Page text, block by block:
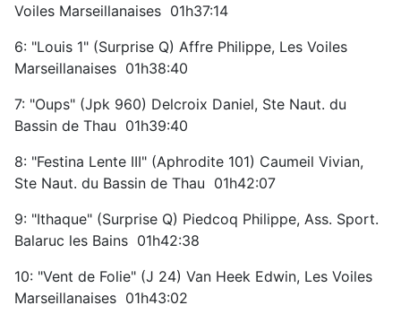
Voiles Marseillanaises 01h37:14
6: "Louis 1" (Surprise Q) Affre Philippe, Les Voiles
Marseillanaises 01h38:40
7: "Oups" (Jpk 960) Delcroix Daniel, Ste Naut. du
Bassin de Thau 01h39:40
8: "Festina Lente III" (Aphrodite 101) Caumeil Vivian,
Ste Naut. du Bassin de Thau 01h42:07
9: "Ithaque" (Surprise Q) Piedcoq Philippe, Ass. Sport.
Balaruc les Bains 01h42:38
10: "Vent de Folie" (J 24) Van Heek Edwin, Les Voiles
Marseillanaises 01h43:02